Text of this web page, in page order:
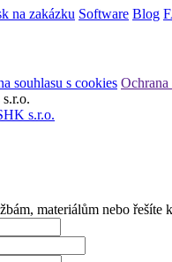
na zakázku Software Blog
souhlasu s cookies Ochrana
s.r.o.
materiálům nebo